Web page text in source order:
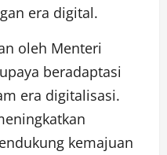
era digital.
oleh Menteri
beradaptasi
era digitalisasi.
kemajuan